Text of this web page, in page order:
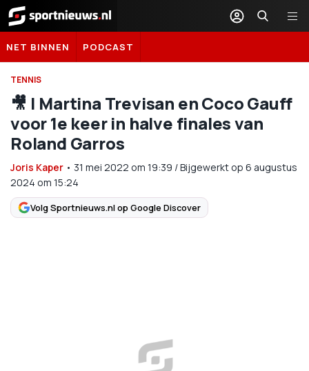
Sportnieuws.nl
NET BINNEN PODCAST
TENNIS
🎥 | Martina Trevisan en Coco Gauff
voor 1e keer in halve finales van
Roland Garros
Joris Kaper • 31 mei 2022 om 19:39 /Bijgewerkt op 6 augustus
2024 om 15:24
Volg Sportnieuws.nl op Google Discover